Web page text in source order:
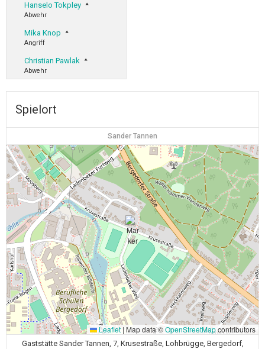
Hanselo Tokpley
Abwehr
Mika Knop
Angriff
Christian Pawlak
Abwehr
Spielort
Sander Tannen
Leaflet | Map data ©OpenStreetMapcontributors
Gaststätte Sander Tannen, 7, Krusestraße, Lohbrügge, Bergedorf,